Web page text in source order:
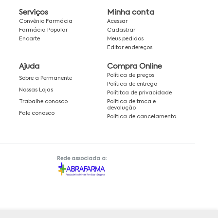
Serviços
Convênio Farmácia
Farmácia Popular
Encarte
Minha conta
Acessar
Cadastrar
Meus pedidos
Editar endereços
Ajuda
Sobre a Permanente
Nossas Lojas
Trabalhe conosco
Fale conosco
Compra Online
Política de preços
Política de entrega
Polítitca de privacidade
Política de troca e
devolução
Política de cancelamento
Rede associada a: